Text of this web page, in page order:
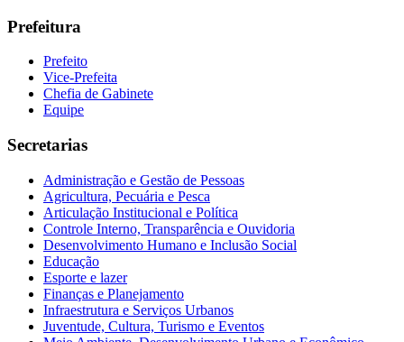
Prefeitura
Prefeito
Vice-Prefeita
Chefia de Gabinete
Equipe
Secretarias
Administração e Gestão de Pessoas
Agricultura, Pecuária e Pesca
Articulação Institucional e Política
Controle Interno, Transparência e Ouvidoria
Desenvolvimento Humano e Inclusão Social
Educação
Esporte e lazer
Finanças e Planejamento
Infraestrutura e Serviços Urbanos
Juventude, Cultura, Turismo e Eventos